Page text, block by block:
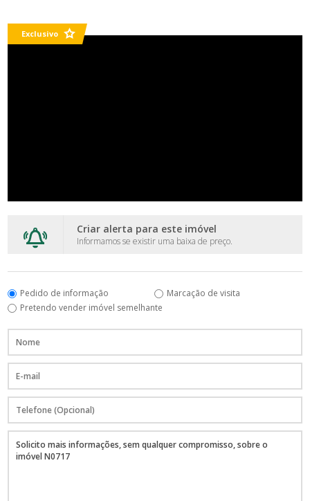
Exclusivo
Criar alerta para este imóvel
Informamos se existir uma baixa de preço.
Pedido de informação
Marcação de visita
Pretendo vender imóvel semelhante